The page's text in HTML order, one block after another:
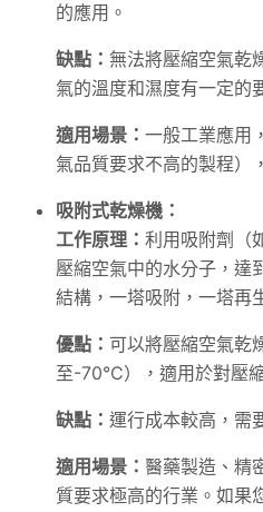
的應用。
缺點： 無法將壓縮空氣乾
氣的溫度和濕度有一定的
適用場景： 一般工業應用
氣品質要求不高的製程）
吸附式乾燥機：
工作原理： 利用吸附劑（
壓縮空氣中的水分子，達
結構，一塔吸附，一塔再
優點： 可以將壓縮空氣乾
至-70°C），適用於對壓
缺點： 運行成本較高，需
適用場景： 醫藥製造、精
質要求極高的行業。如果